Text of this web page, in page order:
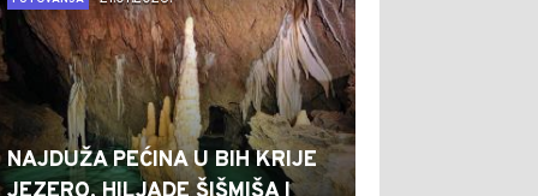
NAJDUŽA PEĆINA U BIH KRIJE